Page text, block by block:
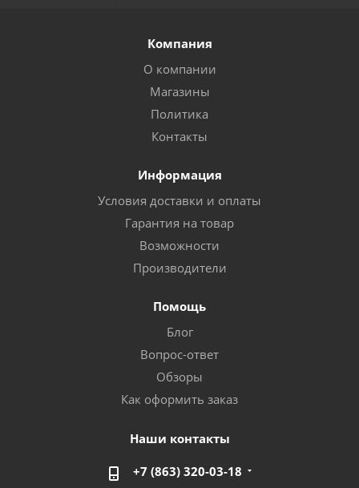
Компания
О компании
Магазины
Политика
Контакты
Информация
Условия доставки и оплаты
Гарантия на товар
Возможности
Производители
Помощь
Блог
Вопрос-ответ
Обзоры
Как оформить заказ
Наши контакты
+7 (863) 320-03-18